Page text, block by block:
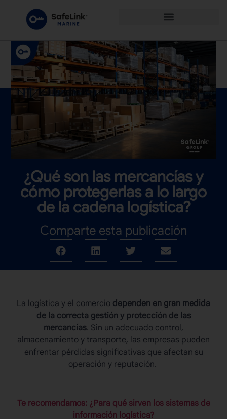
¿Qué son las mercancías y
cómo protegerlas a lo largo
de la cadena logística?
Comparte esta publicación
La logística y el comercio dependen en gran medida
de la correcta gestión y protección de las
mercancías. Sin un adecuado control,
almacenamiento y transporte, las empresas pueden
enfrentar pérdidas significativas que afectan su
operación y reputación.
Te recomendamos: ¿Para qué sirven los sistemas de
información logística?